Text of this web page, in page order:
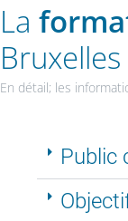
La
Bruxelles
En détail; les
Public